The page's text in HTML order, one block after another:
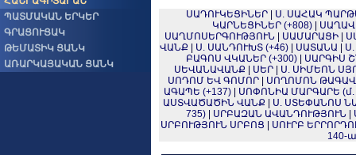
ՊԱՏՄԱԿԱՆ ԵՐԿԵՐ
ԳՐԱՑՈՒՑԱԿ
ԹԵՄԱՏԻԿ ՑԱՆԿ
ԱՌԱՐԿԱՅԱԿԱՆ ՑԱՆԿ
ՍԱԴՈՒԿԵՑԻՆԵՐ|
Ս. ՍԱՀԱԿ
ԿԱՐՆԵՑԻՆԵՐ (+808)|
ՍԱՂՄՈՍԵՐԳՈՒԹՅՈՒՆ
ՍԱՄԱՐԱՑԻ|
ՎԱՆՔ
Ս. ՍԱՆԴՈՒԽՏ (+46) ՍԱՏԱՆԱ
ԲԱԳՈՍ ՎԿԱՆԵՐ (+300)|
ՍԱՐԳԻՍ
ՍԵՎԱՆԱՎԱՆՔ
ՍԵՐ|
Ս. ՍԻՄԵՈՆ
ՍՈԴՈՄ ԵՎ ԳՈՄՈՐ
ՍՈՂՈՄՈՆ
ԱԳԱՊԵ (+137)|
ՍՈՓՈՆԻԱ ՄԱՐԳԱՐԵ (մ.
ԱՍՏՎԱԾԱԾԻՆ ՎԱՆՔ
Ս. ՍՏԵՓԱՆՈՍ
735)| ՍՐԲԱԶԱՆ ԱՎԱՆԴՈՒԹՅՈՒՆ
ՍՐԲՈՒԹՅՈՒՆ ՍՐԲՈՑ
ՍՈՒՐԲ
140-